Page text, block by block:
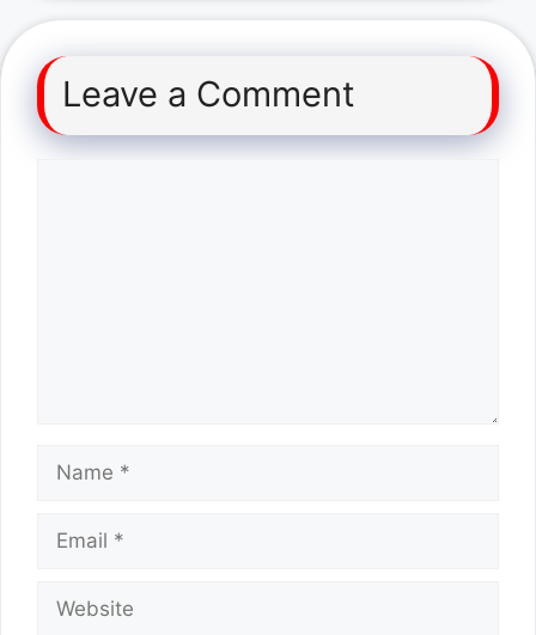
Leave a Comment
Name
Email
Website